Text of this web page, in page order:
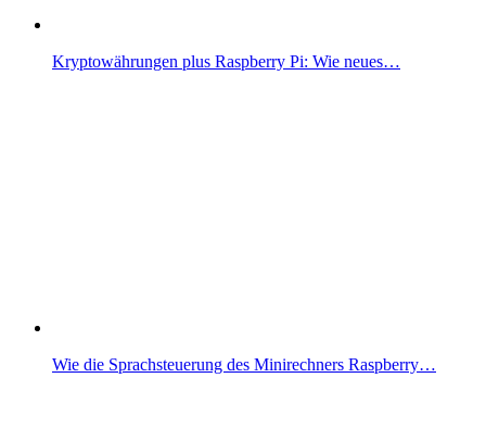
Kryptowährungen plus Raspberry Pi: Wie neues…
Wie die Sprachsteuerung des Minirechners Raspberry…